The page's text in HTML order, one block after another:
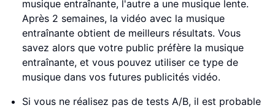
musique entraînante, l'autre a une musique lente.
Après 2 semaines, la vidéo avec la musique
entraînante obtient de meilleurs résultats. Vous
savez alors que votre public préfère la musique
entraînante, et vous pouvez utiliser ce type de
musique dans vos futures publicités vidéo.
Si vous ne réalisez pas de tests A/B, il est probable